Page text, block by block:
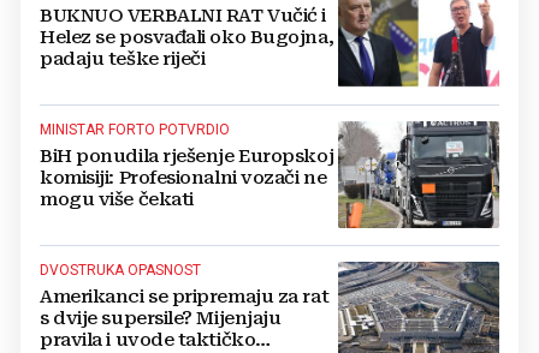
BUKNUO VERBALNI RAT Vučić i
Helez se posvađali oko Bugojna,
padaju teške riječi
MINISTAR FORTO POTVRDIO
BiH ponudila rješenje Europskoj
komisiji: Profesionalni vozači ne
mogu više čekati
DVOSTRUKA OPASNOST
Amerikanci se pripremaju za rat
s dvije supersile? Mijenjaju
pravila i uvode taktičko